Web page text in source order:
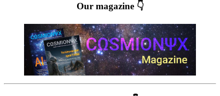
Our magazine 👇